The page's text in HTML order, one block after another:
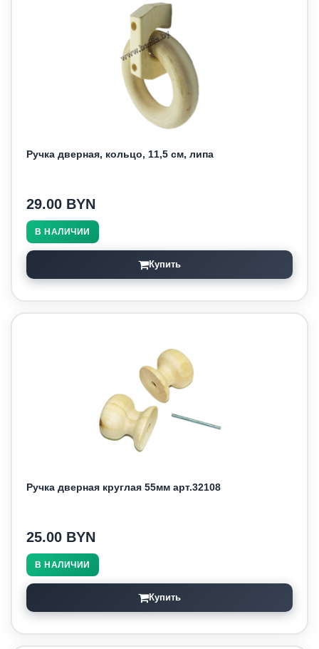
Ручка дверная, кольцо, 11,5 см, липа
29.00 BYN
В НАЛИЧИИ
Купить
Ручка дверная круглая 55мм арт.32108
25.00 BYN
В НАЛИЧИИ
Купить